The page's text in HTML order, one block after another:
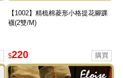
【1002】精梳棉菱形小格提花腳踝
襪(2雙/M)
$220